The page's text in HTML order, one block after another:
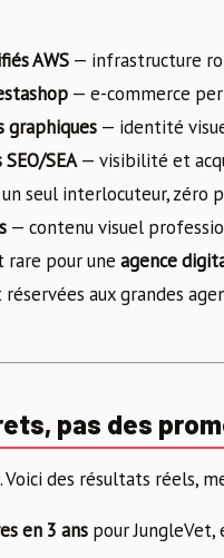
AWS — infrastructure
— e-commerce
graphiques — identité
SEA— visibilité et
seul interlocuteur, zéro
— contenu visuel
rare pour une agence
aux grandes
pas des
des résultats réels,
en 3 ans pour